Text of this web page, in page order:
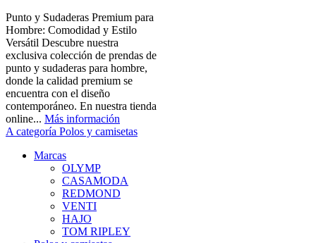
Punto y Sudaderas Premium para
Hombre: Comodidad y Estilo
Versátil Descubre nuestra
exclusiva colección de prendas de
punto y sudaderas para hombre,
donde la calidad premium se
encuentra con el diseño
contemporáneo. En nuestra tienda
online... Más información
A categoría Polos y camisetas
Marcas
OLYMP
CASAMODA
REDMOND
VENTI
HAJO
TOM RIPLEY